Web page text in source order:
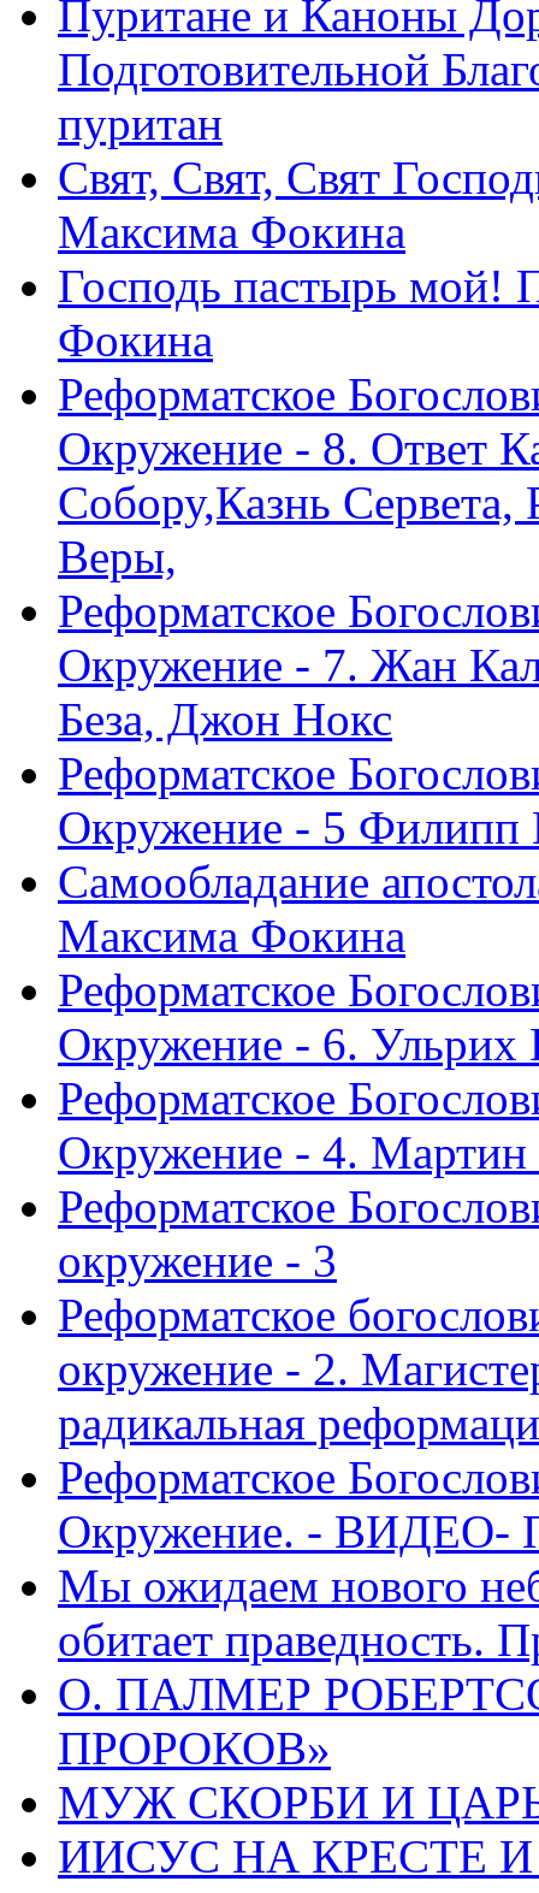
Пуритане и Каноны
Подготовительной
пуритан
Свят, Свят, Свят
Максима Фокина
Господь пастырь мой!
Фокина
Реформатское
Окружение - 8. Ответ
Собору,Казнь Сервета,
Веры,
Реформатское
Окружение - 7. Жан
Беза, Джон Нокс
Реформатское
Окружение - 5 Филипп
Самообладание
Максима Фокина
Реформатское
Окружение - 6. Ульрих
Реформатское
Окружение - 4.
Реформатское
окружение - 3
Реформатское
окружение - 2.
радикальная
Реформатское
Окружение. - ВИДЕО-
Мы ожидаем нового
обитает праведность.
О. ПАЛМЕР
ПРОРОКОВ»
МУЖ СКОРБИ И ЦАРЬ
ИИСУС НА КРЕСТЕ